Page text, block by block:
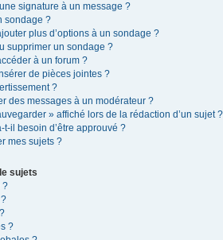
signature à un message ?
sondage ?
plus d’options à un sondage ?
supprimer un sondage ?
à un forum ?
de pièces jointes ?
?
des messages à un modérateur ?
» affiché lors de la rédaction d’un sujet ?
il besoin d’être approuvé ?
mes sujets ?
sujets
?
?